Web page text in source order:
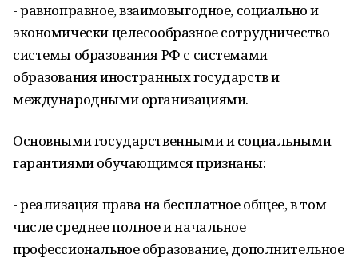
- равноправное, взаимовыгодное, социально и
экономически целесообразное сотрудничество
системы образования РФ с системами
образования иностранных государств и
международными организациями.
Основными государственными и социальными
гарантиями обучающимся признаны:
- реализация права на бесплатное общее, в том
числе среднее полное и начальное
профессиональное образование, дополнительное